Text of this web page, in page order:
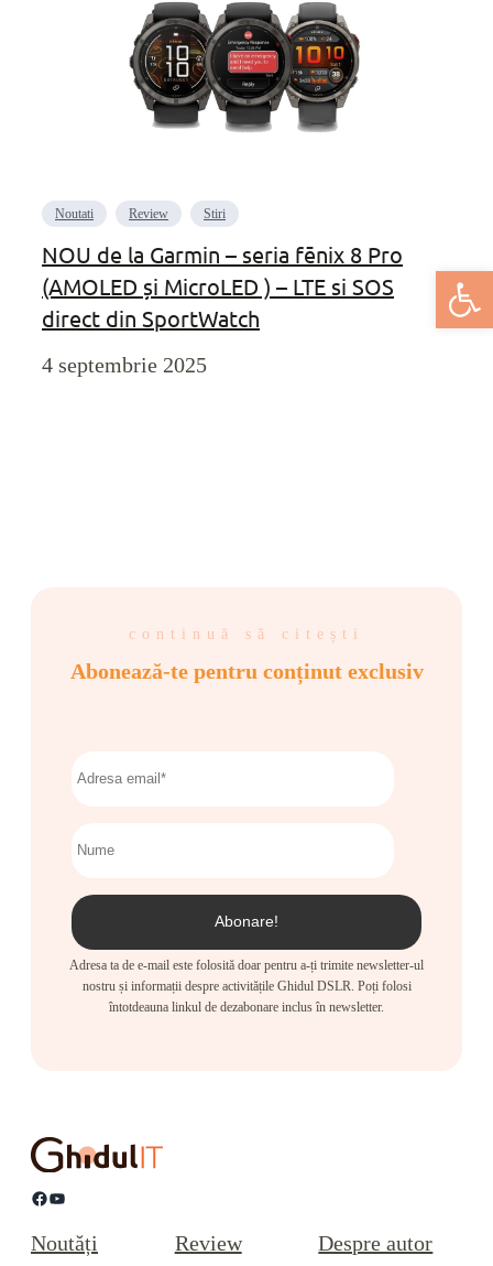
Deschide
Noutati Review Stiri
NOU de la Garmin – seria fēnix 8 Pro
(AMOLED și MicroLED ) – LTE si SOS
direct din SportWatch
4 septembrie 2025
continuă să citești
Abonează-te pentru conținut exclusiv
Adresa ta de e-mail este folosită doar pentru a-ți trimite newsletter-ul
nostru și informații despre activitățile Ghidul DSLR. Poți folosi
întotdeauna linkul de dezabonare inclus în newsletter.
Facebook YouTube
Noutăți Review Despre autor